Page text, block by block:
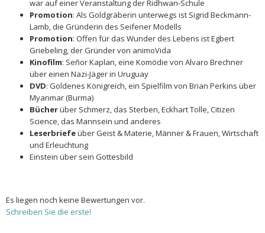
war auf einer Veranstaltung der Ridhwan-Schule
Promotion: Als Goldgräberin unterwegs ist Sigrid Beckmann-
Lamb, die Gründerin des Seifener Modells
Promotion: Offen für das Wunder des Lebens ist Egbert
Griebeling, der Gründer von animoVida
Kinofilm: Señor Kaplan, eine Komödie von Alvaro Brechner
über einen Nazi-Jäger in Uruguay
DVD: Goldenes Königreich, ein Spielfilm von Brian Perkins über
Myanmar (Burma)
Bücherüber Schmerz, das Sterben, Eckhart Tolle, Citizen
Science, das Mannsein und anderes
Leserbriefeüber Geist & Materie, Männer & Frauen, Wirtschaft
und Erleuchtung
Einstein über sein Gottesbild
Es liegen noch keine Bewertungen vor.
Schreiben Sie die erste!